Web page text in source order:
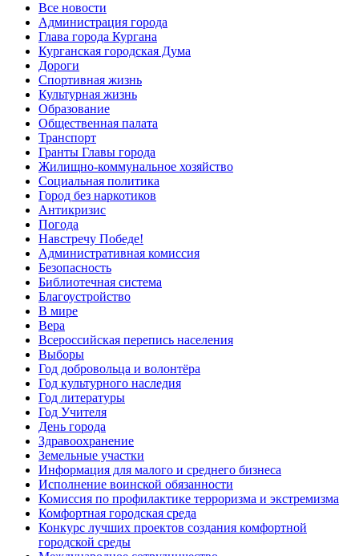
Все новости
Администрация города
Глава города Кургана
Курганская городская Дума
Дороги
Спортивная жизнь
Культурная жизнь
Образование
Общественная палата
Транспорт
Гранты Главы города
Жилищно-коммунальное хозяйство
Социальная политика
Город без наркотиков
Антикризис
Погода
Навстречу Победе!
Административная комиссия
Безопасность
Библиотечная система
Благоустройство
В мире
Вера
Всероссийская перепись населения
Выборы
Год добровольца и волонтёра
Год культурного наследия
Год литературы
Год Учителя
День города
Здравоохранение
Земельные участки
Информация для малого и среднего бизнеса
Исполнение воинской обязанности
Комиссия по профилактике терроризма и экстремизма
Комфортная городская среда
Конкурс лучших проектов создания комфортной
городской среды